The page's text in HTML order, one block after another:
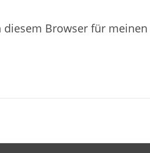
Browser für